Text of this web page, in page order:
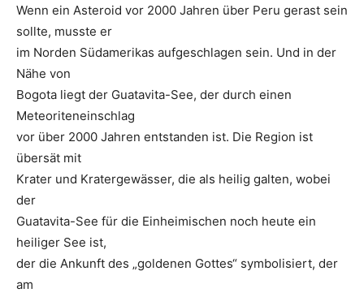
Wenn ein Asteroid vor 2000 Jahren über Peru gerast sein
sollte, musste er
im Norden Südamerikas aufgeschlagen sein. Und in der
Nähe von
Bogota liegt der Guatavita-See, der durch einen
Meteoriteneinschlag
vor über 2000 Jahren entstanden ist. Die Region ist
übersät mit
Krater und Kratergewässer, die als heilig galten, wobei
der
Guatavita-See für die Einheimischen noch heute ein
heiliger See ist,
der die Ankunft des „goldenen Gottes“ symbolisiert, der
am